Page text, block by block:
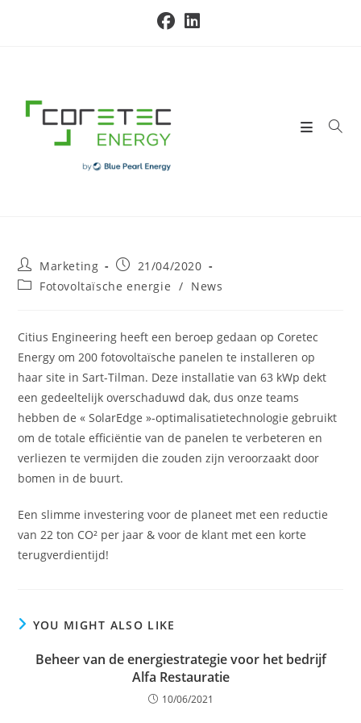
Post
author:
Marketing
Post
published:
21/04/2020
PostFotovoltaïsche energie / News
Citius Engineering heeft een beroep gedaan op Coretec
Energy om 200 fotovoltaïsche panelen te installeren op
haar site in Sart-Tilman. Deze installatie van 63 kWp dekt
een gedeeltelijk overschaduwd dak, dus onze teams
hebben de « SolarEdge »-optimalisatietechnologie gebruikt
om de totale efficiëntie van de panelen te verbeteren en
verliezen te vermijden die zouden zijn veroorzaakt door
bomen in de buurt.
Een slimme investering voor de planeet met een reductie
van 22 ton CO² per jaar & voor de klant met een korte
terugverdientijd!
YOU MIGHT ALSO LIKE
Beheer van de energiestrategie voor het bedrijf
Alfa Restauratie
10/06/2021